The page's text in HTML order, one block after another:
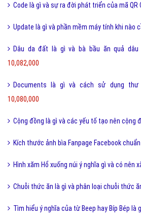
Code là gì và sự ra đời phát triển của mã QR
Update là gì và phần mềm máy tính khi nào
Dâu da đất là gì và bà bầu ăn quả
10,082,000
Documents là gì và cách sử dụng thư
10,080,000
Cộng đồng là gì và các yếu tố tạo nên cộng
Kích thước ảnh bìa Fanpage Facebook
Hình xăm Hổ xuống núi ý nghĩa gì và có nên
Chuỗi thức ăn là gì và phân loại chuỗi thức
Tìm hiểu ý nghĩa của từ Beep hay Bíp Bép là